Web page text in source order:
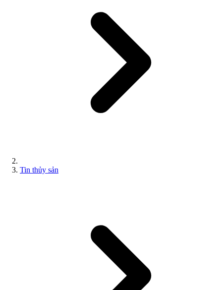
Tin thủy sản